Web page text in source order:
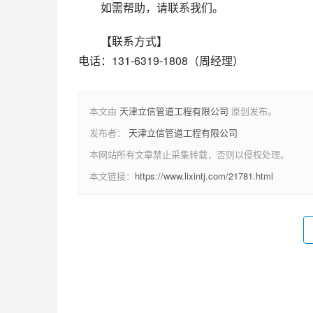
如需帮助，请联系我们。
【联系方式】
电话：131-6319-1808（周经理）
本文由 天津立信管道工程有限公司 原创发布。
发布者： 天津立信管道工程有限公司
本网站所有文章禁止采集转载，否则以侵权处理。
本文链接： https://www.lixintj.com/21781.html